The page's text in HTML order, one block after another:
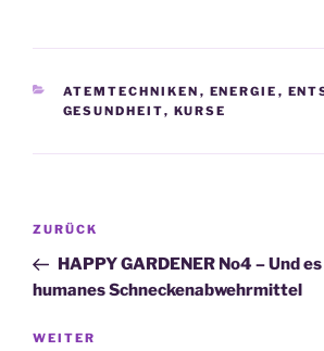
KATEGORIEN
ATEMTECHNIKEN , ENERGIE ,
GESUNDHEIT, KURSE
Beitragsnavigation
Vorheriger
Beitrag
ZURÜCK
HAPPY GARDENER No4 – Und
humanes Schneckenabwehrmittel
Nächster
WEITER